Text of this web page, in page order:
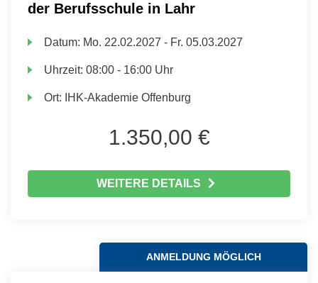
der Berufsschule in Lahr
Datum: Mo. 22.02.2027 - Fr. 05.03.2027
Uhrzeit:08:00 - 16:00 Uhr
Ort: IHK-Akademie Offenburg
1.350,00 €
WEITERE DETAILS
ANMELDUNG MÖGLICH